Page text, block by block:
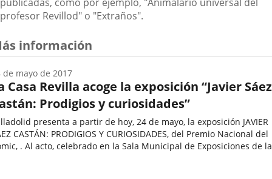
profesor Revillod" o "Extraños".
información
Casa Revilla acoge la exposición “Javier Sáez
Prodigios y curiosidades”
presenta a partir de hoy, 24 de mayo, la exposición JAVIER
CASTÁN: PRODIGIOS Y CURIOSIDADES, del Premio Nacional del
. Al acto, celebrado en la Sala Municipal de Exposiciones de la
de mayo de 2017